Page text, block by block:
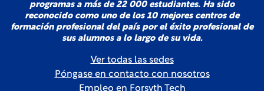
programas a más de 22 000 estudiantes. Ha sido
reconocido como uno de los 10 mejores centros de
formación profesional del país por el éxito profesional de
sus alumnos a lo largo de su vida.
Ver todas las sedes
Póngase en contacto con nosotros
Empleo en Forsyth Tech